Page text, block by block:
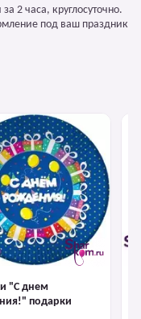
2 часа, круглосуточно.
под ваш праздник
"С днем
подарки